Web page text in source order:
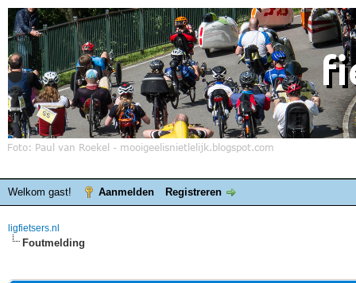
Welkom gast! Aanmelden Registreren
ligfietsers.nl
Foutmelding